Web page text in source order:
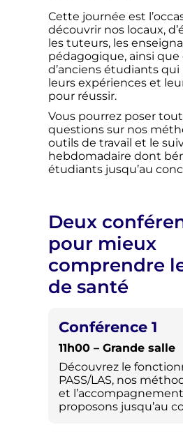
Cette journée est
découvrir nos locaux,
les tuteurs, les
pédagogique, ainsi
d’anciens étudiants
leurs expériences et
pour réussir.
Vous pourrez poser
questions sur nos
outils de travail et le
hebdomadaire dont
étudiants jusqu’au
Deux
pour mieux
comprendre
de santé
Conférence 1
11h00 – Grande salle
Découvrez le
PASS/LAS, nos
et
proposons jusqu’au